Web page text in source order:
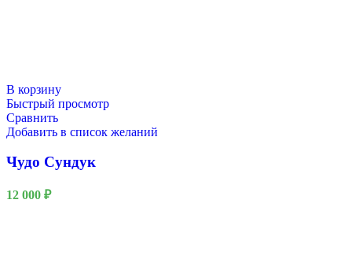
В корзину
Быстрый просмотр
Сравнить
Добавить в список желаний
Чудо Сундук
12 000 ₽